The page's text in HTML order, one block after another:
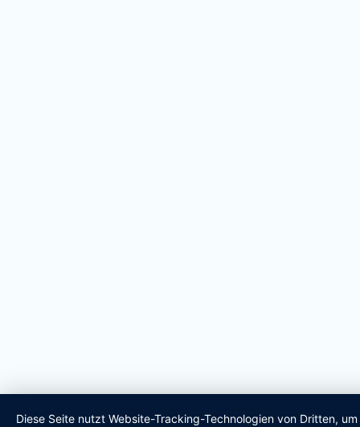
Diese Seite nutzt Website-Tracking-Technologien von Dritten,